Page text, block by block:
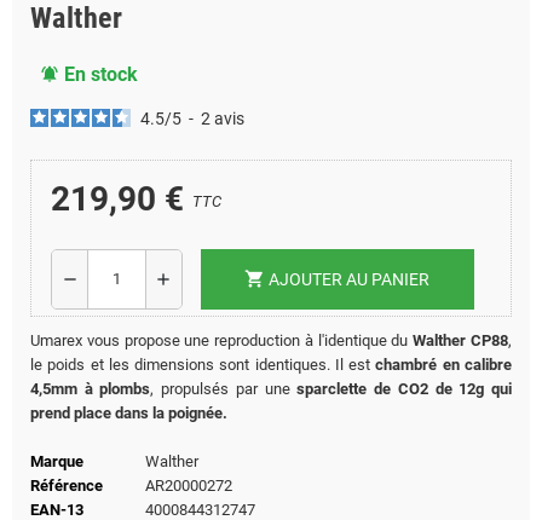
Walther
notifications_active En stock
4.5/5 - 2 avis
219,90 € TTC
remove add shopping_cart AJOUTER AU PANIER
Umarex vous propose une reproduction à l'identique duWalther CP88,
le poids et les dimensions sont identiques. Il estchambré en calibre
4,5mm à plombs, propulsés par unesparclette de CO2 de 12g qui
prend place dans la poignée.
Marque
Walther
Référence
AR20000272
EAN-13
4000844312747